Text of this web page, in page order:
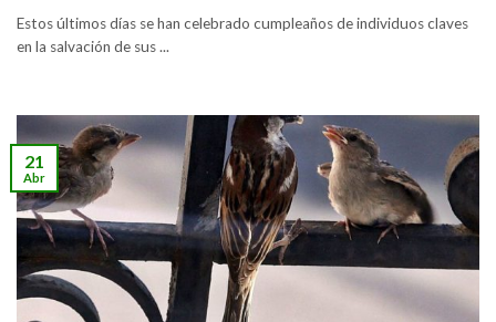
Estos últimos días se han celebrado cumpleaños de individuos claves
en la salvación de sus ...
21
Abr